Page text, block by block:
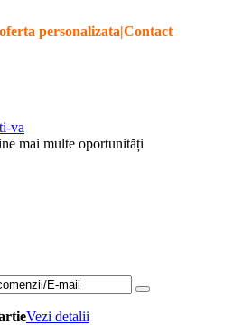
personalizata|Contact
va
mai multe oportunități
Vezi detalii